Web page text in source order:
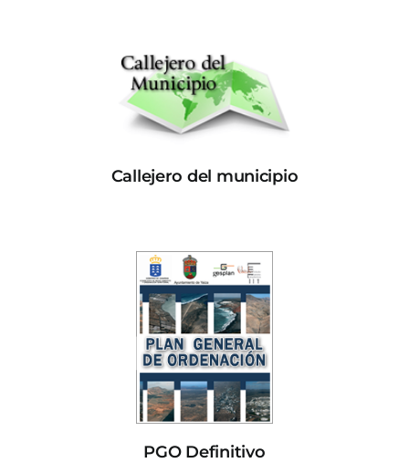
Callejero del municipio
PGO Definitivo